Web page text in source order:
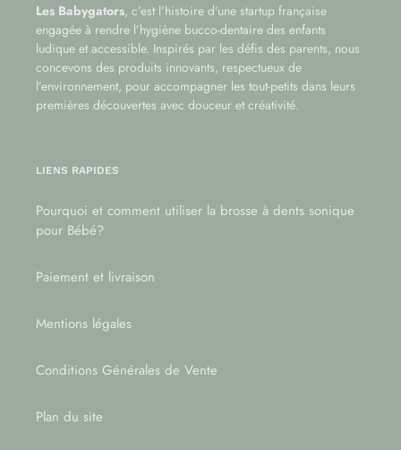
Les Babygators, c’est l’histoire d’une startup française
engagée à rendre l’hygiène bucco-dentaire des enfants
ludique et accessible. Inspirés par les défis des parents, nous
concevons des produits innovants, respectueux de
l’environnement, pour accompagner les tout-petits dans leurs
premières découvertes avec douceur et créativité.
LIENS RAPIDES
Pourquoi et comment utiliser la brosse à dents sonique
pour Bébé?
Paiement et livraison
Mentions légales
Conditions Générales de Vente
Plan du site